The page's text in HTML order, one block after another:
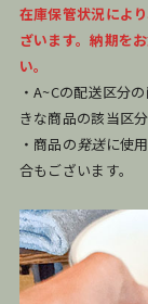
在庫保管状況によ
ざいます。納期を
い。
・A~Cの配送区分
きな商品の該当区
・商品の発送に使
合もございます。